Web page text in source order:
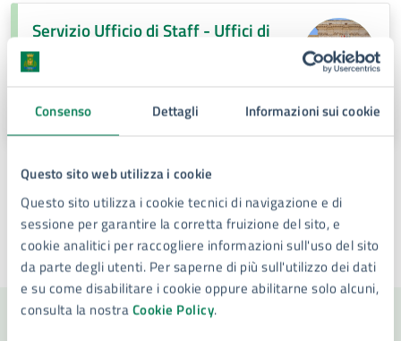
Consenso Dettagli Informazioni sui cookie
Questo sito web utilizza i cookie
Questo sito utilizza i cookie tecnici di navigazione e di
sessione per garantire la corretta fruizione del sito, e
cookie analitici per raccogliere informazioni sull'uso del sito
da parte degli utenti. Per saperne di più sull'utilizzo dei dati
e su come disabilitare i cookie oppure abilitarne solo alcuni,
consulta la nostraCookie Policy.
Servizio Ufficio di Staff - Uffici di
collaborazione Organi di Governo -
URC – Ufficio Stampa – Relazioni con
la città
Piazza Duomo, 4, 96100
Ultimo aggiornamento:05/11/2025, 13:16